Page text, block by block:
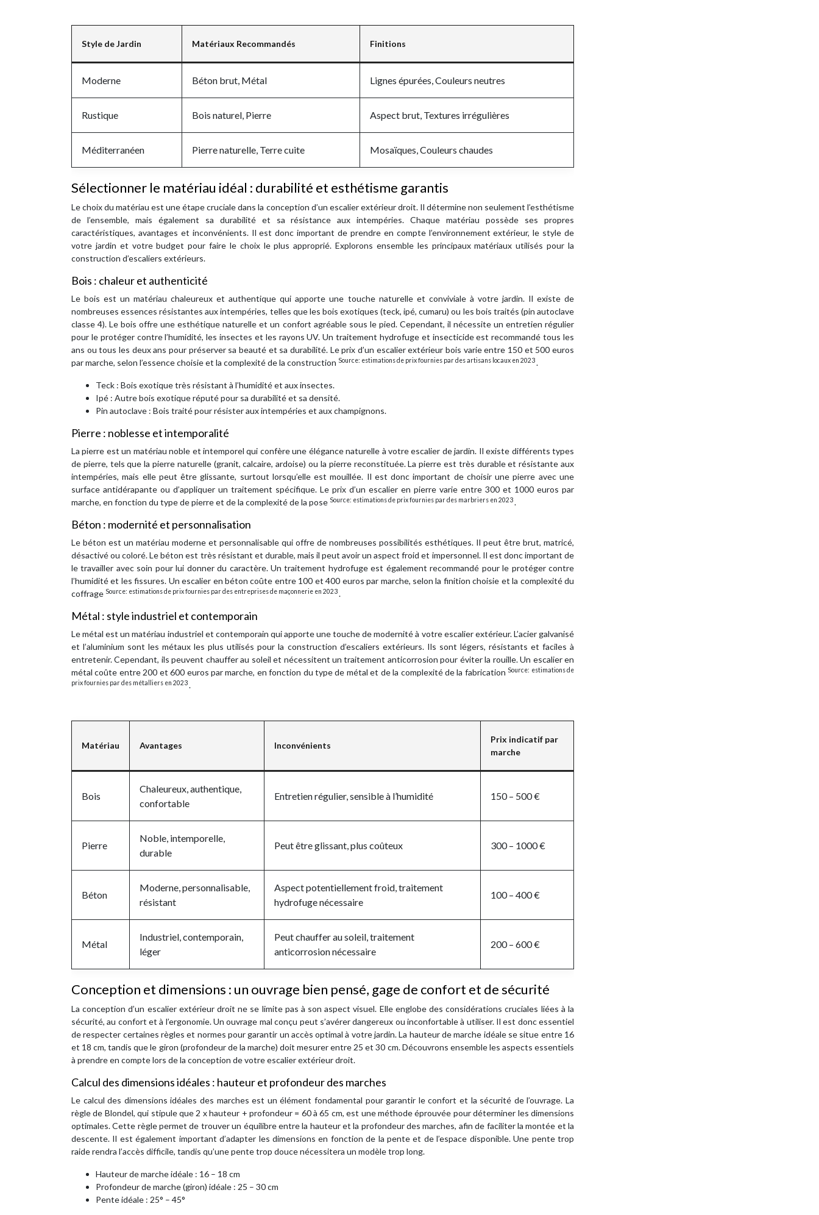
Style de Jardin Matériaux Recommandés Finitions
Moderne Béton brut, Métal Lignes épurées, Couleurs neutres
Rustique Bois naturel, Pierre Aspect brut, Textures irrégulières
Méditerranéen Pierre naturelle, Terre cuite Mosaïques, Couleurs chaudes
Sélectionner le matériau idéal : durabilité et esthétisme garantis
Le choix du matériau est une étape cruciale dans la conception d’un escalier extérieur droit. Il détermine non seulement l’esthétisme
de l’ensemble, mais également sa durabilité et sa résistance aux intempéries. Chaque matériau possède ses propres
caractéristiques, avantages et inconvénients. Il est donc important de prendre en compte l’environnement extérieur, le style de
votre jardin et votre budget pour faire le choix le plus approprié. Explorons ensemble les principaux matériaux utilisés pour la
construction d’escaliers extérieurs.
Bois : chaleur et authenticité
Le bois est un matériau chaleureux et authentique qui apporte une touche naturelle et conviviale à votre jardin. Il existe de
nombreuses essences résistantes aux intempéries, telles que les bois exotiques (teck, ipé, cumaru) ou les bois traités (pin autoclave
classe 4). Le bois offre une esthétique naturelle et un confort agréable sous le pied. Cependant, il nécessite un entretien régulier
pour le protéger contre l’humidité, les insectes et les rayons UV. Un traitement hydrofuge et insecticide est recommandé tous les
ans ou tous les deux ans pour préserver sa beauté et sa durabilité. Le prix d’un escalier extérieur bois varie entre 150 et 500 euros
par marche, selon l’essence choisie et la complexité de la construction Source: estimations de prix fournies par des artisans locaux en 2023.
Teck : Bois exotique très résistant à l’humidité et aux insectes.
Ipé : Autre bois exotique réputé pour sa durabilité et sa densité.
Pin autoclave : Bois traité pour résister aux intempéries et aux champignons.
Pierre : noblesse et intemporalité
La pierre est un matériau noble et intemporel qui confère une élégance naturelle à votre escalier de jardin. Il existe différents types
de pierre, tels que la pierre naturelle (granit, calcaire, ardoise) ou la pierre reconstituée. La pierre est très durable et résistante aux
intempéries, mais elle peut être glissante, surtout lorsqu’elle est mouillée. Il est donc important de choisir une pierre avec une
surface antidérapante ou d’appliquer un traitement spécifique. Le prix d’un escalier en pierre varie entre 300 et 1000 euros par
marche, en fonction du type de pierre et de la complexité de la pose Source: estimations de prix fournies par des marbriers en 2023.
Béton : modernité et personnalisation
Le béton est un matériau moderne et personnalisable qui offre de nombreuses possibilités esthétiques. Il peut être brut, matricé,
désactivé ou coloré. Le béton est très résistant et durable, mais il peut avoir un aspect froid et impersonnel. Il est donc important de
le travailler avec soin pour lui donner du caractère. Un traitement hydrofuge est également recommandé pour le protéger contre
l’humidité et les fissures. Un escalier en béton coûte entre 100 et 400 euros par marche, selon la finition choisie et la complexité du
coffrage Source: estimations de prix fournies par des entreprises de maçonnerie en 2023.
Métal : style industriel et contemporain
Le métal est un matériau industriel et contemporain qui apporte une touche de modernité à votre escalier extérieur. L’acier galvanisé
et l’aluminium sont les métaux les plus utilisés pour la construction d’escaliers extérieurs. Ils sont légers, résistants et faciles à
entretenir. Cependant, ils peuvent chauffer au soleil et nécessitent un traitement anticorrosion pour éviter la rouille. Un escalier en
métal coûte entre 200 et 600 euros par marche, en fonction du type de métal et de la complexité de la fabrication Source: estimations de
prix fournies par des métalliers en 2023.
Matériau Avantages Inconvénients
Prix indicatif par
marche
Bois
Chaleureux, authentique,
confortable
Entretien régulier, sensible à l’humidité 150 – 500 €
Pierre
Noble, intemporelle,
durable
Peut être glissant, plus coûteux 300 – 1000 €
Béton
Moderne, personnalisable,
résistant
Aspect potentiellement froid, traitement
hydrofuge nécessaire
100 – 400 €
Métal
Industriel, contemporain,
léger
Peut chauffer au soleil, traitement
anticorrosion nécessaire
200 – 600 €
Conception et dimensions : un ouvrage bien pensé, gage de confort et de sécurité
La conception d’un escalier extérieur droit ne se limite pas à son aspect visuel. Elle englobe des considérations cruciales liées à la
sécurité, au confort et à l’ergonomie. Un ouvrage mal conçu peut s’avérer dangereux ou inconfortable à utiliser. Il est donc essentiel
de respecter certaines règles et normes pour garantir un accès optimal à votre jardin. La hauteur de marche idéale se situe entre 16
et 18 cm, tandis que le giron (profondeur de la marche) doit mesurer entre 25 et 30 cm. Découvrons ensemble les aspects essentiels
à prendre en compte lors de la conception de votre escalier extérieur droit.
Calcul des dimensions idéales : hauteur et profondeur des marches
Le calcul des dimensions idéales des marches est un élément fondamental pour garantir le confort et la sécurité de l’ouvrage. La
règle de Blondel, qui stipule que 2 x hauteur + profondeur = 60 à 65 cm, est une méthode éprouvée pour déterminer les dimensions
optimales. Cette règle permet de trouver un équilibre entre la hauteur et la profondeur des marches, afin de faciliter la montée et la
descente. Il est également important d’adapter les dimensions en fonction de la pente et de l’espace disponible. Une pente trop
raide rendra l’accès difficile, tandis qu’une pente trop douce nécessitera un modèle trop long.
Hauteur de marche idéale : 16 – 18 cm
Profondeur de marche (giron) idéale : 25 – 30 cm
Pente idéale : 25° – 45°